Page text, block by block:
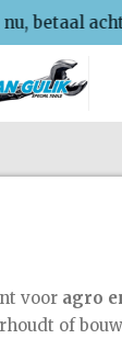
nu, betaal
voor agro
of